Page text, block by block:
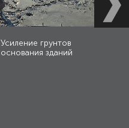
Усиление грунтов
основания зданий